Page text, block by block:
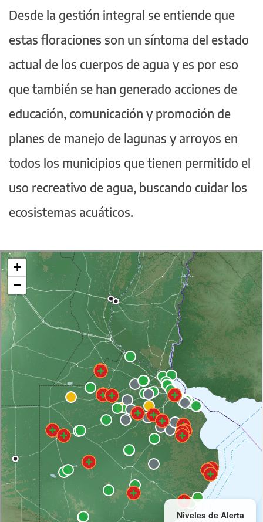
Desde la gestión integral se entiende que
estas floraciones son un síntoma del estado
actual de los cuerpos de agua y es por eso
que también se han generado acciones de
educación, comunicación y promoción de
planes de manejo de lagunas y arroyos en
todos los municipios que tienen permitido el
uso recreativo de agua, buscando cuidar los
ecosistemas acuáticos.